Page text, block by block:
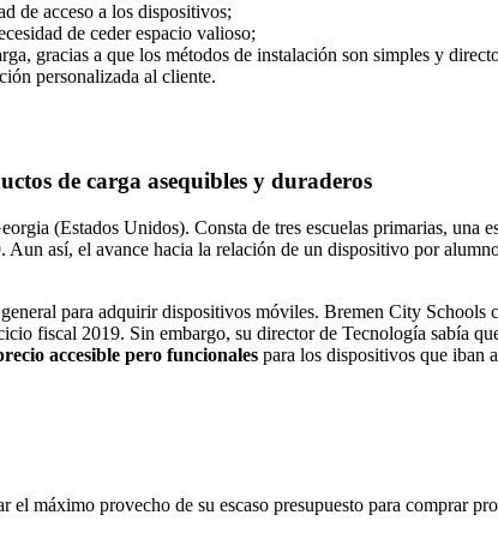
de acceso a los dispositivos;
de ceder espacio valioso;
gracias a que los métodos de instalación son simples y
personalizada al cliente.
de carga asequibles y duraderos
(Estados Unidos). Consta de tres escuelas primarias, una
así, el avance hacia la relación de un dispositivo por
para adquirir dispositivos móviles. Bremen City Schools
fiscal 2019. Sin embargo, su director de Tecnología sabía
accesible pero funcionales para los dispositivos que iban
máximo provecho de su escaso presupuesto para comprar